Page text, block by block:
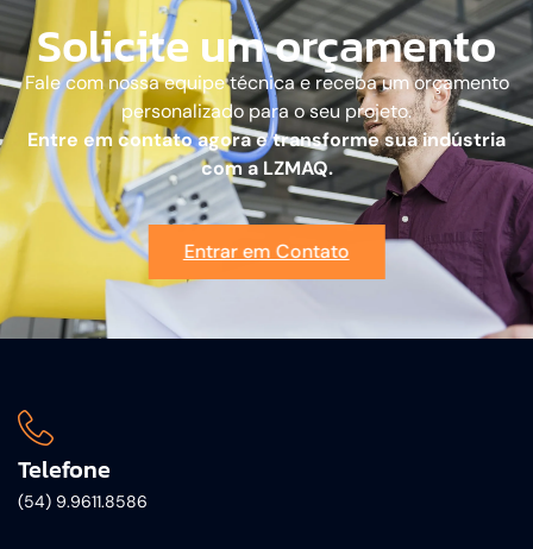
Solicite um orçamento
Fale com nossa equipe técnica e receba um orçamento
personalizado para o seu projeto.
Entre em contato agora e transforme sua indústria
com a LZMAQ.
Entrar em Contato
Telefone
(54) 9.9611.8586